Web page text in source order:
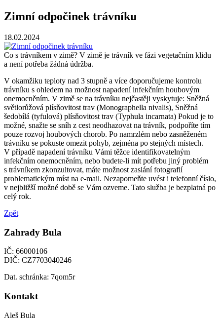
Zimní odpočinek trávníku
18.02.2024
Co s trávníkem v zimě? V zimě je trávník ve fázi vegetačním klidu
a není potřeba žádná údržba.
V okamžiku teploty nad 3 stupně a více doporučujeme kontrolu
trávníku s ohledem na možnost napadení infekčním houbovým
onemocněním. V zimě se na trávníku nejčastěji vyskytuje: Sněžná
světlorůžová plísňovitost trav (Monographella nivalis), Sněžná
šedobílá (tyfulová) plísňovitost trav (Typhula incarnata) Pokud je to
možné, snažte se sníh z cest neodhazovat na trávník, podpoříte tím
pouze rozvoj houbových chorob. Po namrzlém nebo zasněženém
trávníku se pokuste omezit pohyb, zejména po stejných místech.
V případě napadení trávníku Vámi těžce identifikovatelným
infekčním onemocněním, nebo budete-li mít potřebu jiný problém
s trávníkem zkonzultovat, máte možnost zaslání fotografií
problematickým míst na e-mail. Nezapomeňte uvést i telefonní číslo,
v nejbližší možné době se Vám ozveme. Tato služba je bezplatná po
celý rok.
Zpět
Zahrady Bula
IČ: 66000106
DIČ: CZ7703040246
Dat. schránka: 7qom5r
Kontakt
Aleš Bula